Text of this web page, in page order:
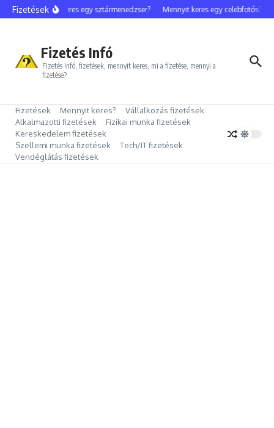
Ugrás a tartalomhoz
Fizetések
Mennyit keres egy sztármenedzser? Mennyit keres egy celebfotós?
Fizetés Infó
Fizetés infó, fizetések, mennyit keres, mi a fizetése, mennyi a
fizetése?
Fizetések Mennyit keres?
Vállalkozás fizetések
Alkalmazotti fizetések
Fizikai munka fizetések
Kereskedelem fizetések
Szellemi munka fizetések
Tech/IT fizetések
Vendéglátás fizetések